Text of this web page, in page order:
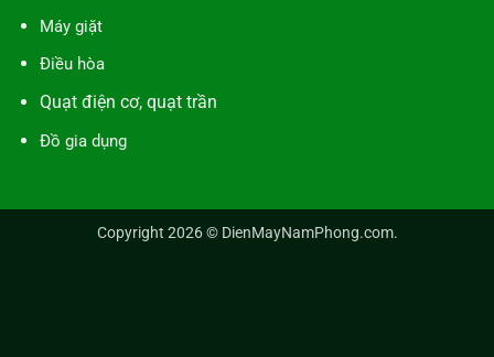
Máy giặt
Điều hòa
Quạt điện cơ, quạt trần
Đồ gia dụng
Copyright 2026 © DienMayNamPhong.com.